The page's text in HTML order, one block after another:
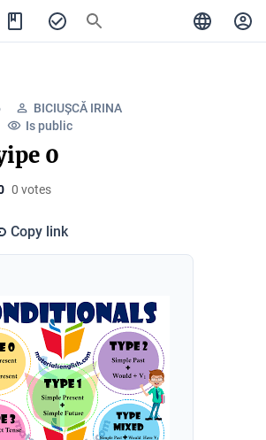
BICIUȘCĂ IRINA
Is public
0
0 votes
Copy link